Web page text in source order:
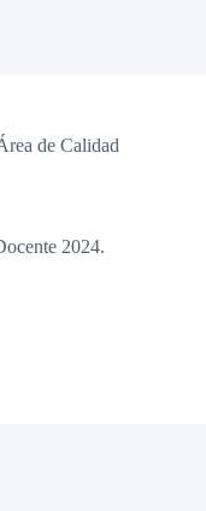
de Calidad
2024.